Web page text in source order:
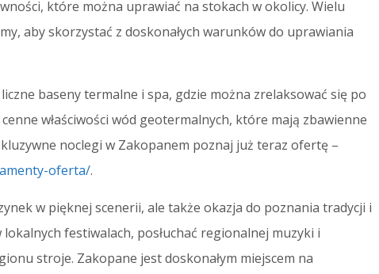
które można uprawiać na stokach w okolicy. Wielu
aby skorzystać z doskonałych warunków do uprawiania
baseny termalne i spa, gdzie można zrelaksować się po
właściwości wód geotermalnych, które mają zbawienne
noclegi w Zakopanem poznaj już teraz ofertę –
oferta/.
w pięknej scenerii, ale także okazja do poznania tradycji i
festiwalach, posłuchać regionalnej muzyki i
stroje. Zakopane jest doskonałym miejscem na